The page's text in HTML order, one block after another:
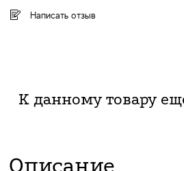
Написать отзыв
К данному товару
Описание